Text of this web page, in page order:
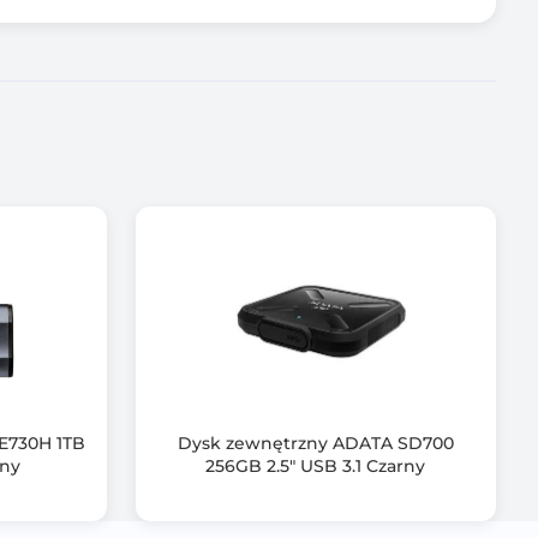
1TB
Dysk zewnętrzny ADATA SD700
256GB 2.5" USB 3.1 Czarny